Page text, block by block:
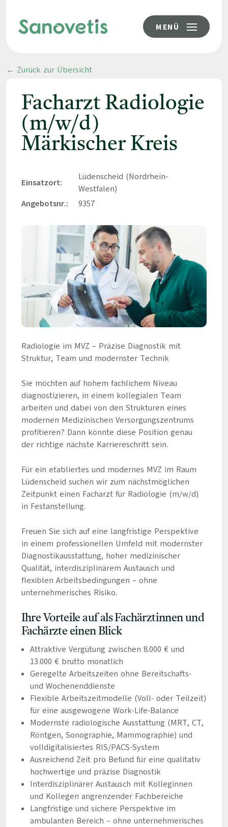
MENÜ
← Zurück zur Übersicht
Facharzt Radiologie
(m/w/d)
Märkischer Kreis
Einsatzort:
Lüdenscheid (Nordrhein-
Westfalen)
Angebotsnr.:
9357
Radiologie im MVZ – Präzise Diagnostik mit
Struktur, Team und modernster Technik
Sie möchten auf hohem fachlichem Niveau
diagnostizieren, in einem kollegialen Team
arbeiten und dabei von den Strukturen eines
modernen Medizinischen Versorgungszentrums
profitieren? Dann könnte diese Position genau
der richtige nächste Karriereschritt sein.
Für ein etabliertes und modernes MVZ im Raum
Lüdenscheid suchen wir zum nächstmöglichen
Zeitpunkt einen Facharzt für Radiologie (m/w/d)
in Festanstellung.
Freuen Sie sich auf eine langfristige Perspektive
in einem professionellen Umfeld mit modernster
Diagnostikausstattung, hoher medizinischer
Qualität, interdisziplinärem Austausch und
flexiblen Arbeitsbedingungen – ohne
unternehmerisches Risiko.
Ihre Vorteile auf als Fachärztinnen und
Fachärzte einen Blick
Attraktive Vergütung zwischen 8.000 € und
13.000 € brutto monatlich
Geregelte Arbeitszeiten ohne Bereitschafts-
und Wochenenddienste
Flexible Arbeitszeitmodelle (Voll- oder Teilzeit)
für eine ausgewogene Work-Life-Balance
Modernste radiologische Ausstattung (MRT, CT,
Röntgen, Sonographie, Mammographie) und
volldigitalisiertes RIS/PACS-System
Ausreichend Zeit pro Befund für eine qualitativ
hochwertige und präzise Diagnostik
Interdisziplinärer Austausch mit Kolleginnen
und Kollegen angrenzender Fachbereiche
Langfristige und sichere Perspektive im
ambulanten Bereich – ohne unternehmerisches